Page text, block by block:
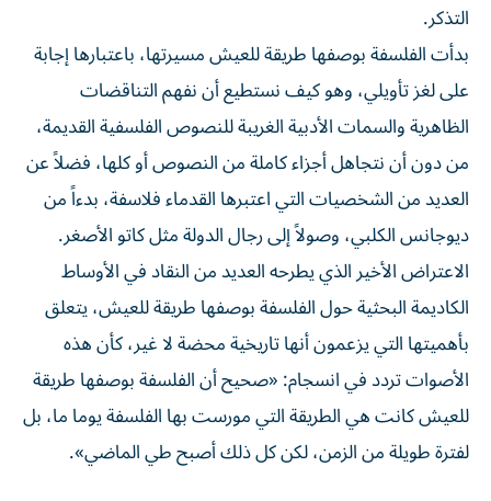
التذكر.
بدأت الفلسفة بوصفها طريقة للعيش مسيرتها، باعتبارها إجابة
على لغز تأويلي، وهو كيف نستطيع أن نفهم التناقضات
الظاهرية والسمات الأدبية الغريبة للنصوص الفلسفية القديمة،
من دون أن نتجاهل أجزاء كاملة من النصوص أو كلها، فضلاً عن
العديد من الشخصيات التي اعتبرها القدماء فلاسفة، بدءاً من
ديوجانس الكلبي، وصولاً إلى رجال الدولة مثل كاتو الأصغر.
الاعتراض الأخير الذي يطرحه العديد من النقاد في الأوساط
الكاديمة البحثية حول الفلسفة بوصفها طريقة للعيش، يتعلق
بأهميتها التي يزعمون أنها تاريخية محضة لا غير، كأن هذه
الأصوات تردد في انسجام: «صحيح أن الفلسفة بوصفها طريقة
للعيش كانت هي الطريقة التي مورست بها الفلسفة يوما ما، بل
لفترة طويلة من الزمن، لكن كل ذلك أصبح طي الماضي».